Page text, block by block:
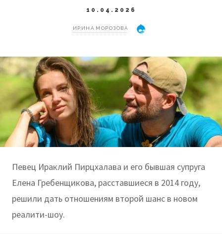
10.04.2026
ИРИНА МОРОЗОВА
Певец Ираклий Пирцхалава и его бывшая супруга
Елена Гребенщикова, расставшиеся в 2014 году,
решили дать отношениям второй шанс в новом
реалити-шоу.